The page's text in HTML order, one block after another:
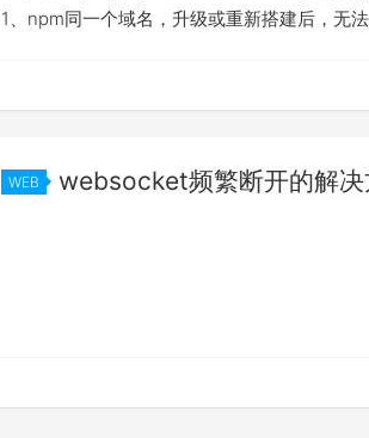
1、npm同一个域名，升级或重新搭建后，无
WEB websocket频繁断开的解决